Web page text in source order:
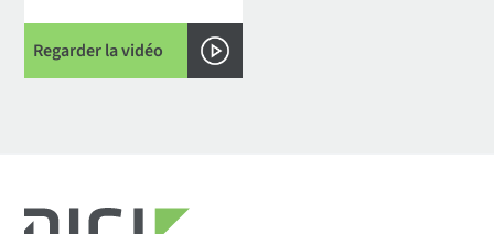
Regarder la vidéo